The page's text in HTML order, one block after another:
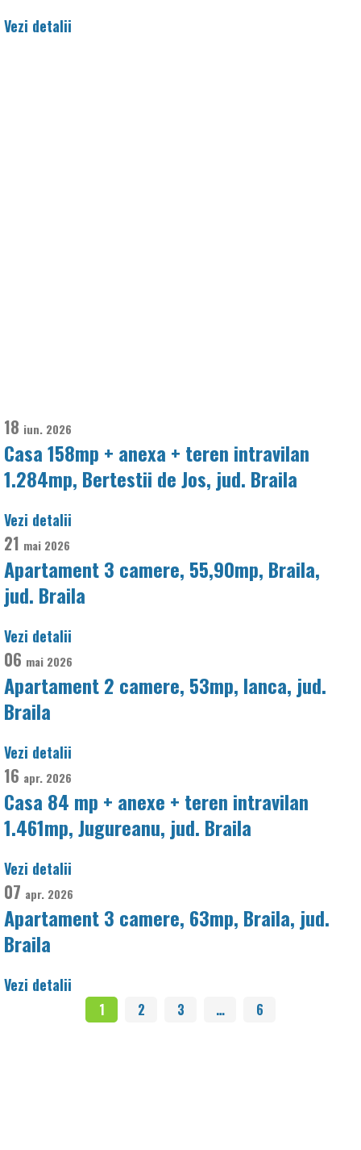
Vezi detalii
18 iun. 2026
Casa 158mp + anexa + teren intravilan
1.284mp, Bertestii de Jos, jud. Braila
Vezi detalii
21 mai 2026
Apartament 3 camere, 55,90mp, Braila,
jud. Braila
Vezi detalii
06 mai 2026
Apartament 2 camere, 53mp, Ianca, jud.
Braila
Vezi detalii
16 apr. 2026
Casa 84 mp + anexe + teren intravilan
1.461mp, Jugureanu, jud. Braila
Vezi detalii
07 apr. 2026
Apartament 3 camere, 63mp, Braila, jud.
Braila
Vezi detalii
1 2 3 … 6